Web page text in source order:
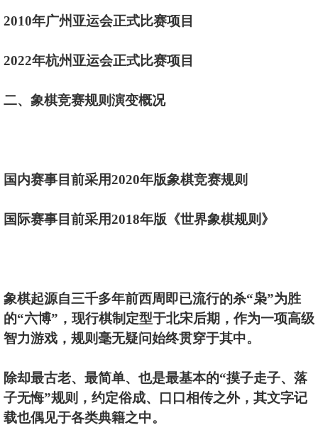
2010年广州亚运会正式比赛项目
2022年杭州亚运会正式比赛项目
二、象棋竞赛规则演变概况
国内赛事目前采用2020年版象棋竞赛规则
国际赛事目前采用2018年版《世界象棋规则》
象棋起源自三千多年前西周即已流行的杀“枭”为胜
的“六博”，现行棋制定型于北宋后期，作为一项高级
智力游戏，规则毫无疑问始终贯穿于其中。
除却最古老、最简单、也是最基本的“摸子走子、落
子无悔”规则，约定俗成、口口相传之外，其文字记
载也偶见于各类典籍之中。